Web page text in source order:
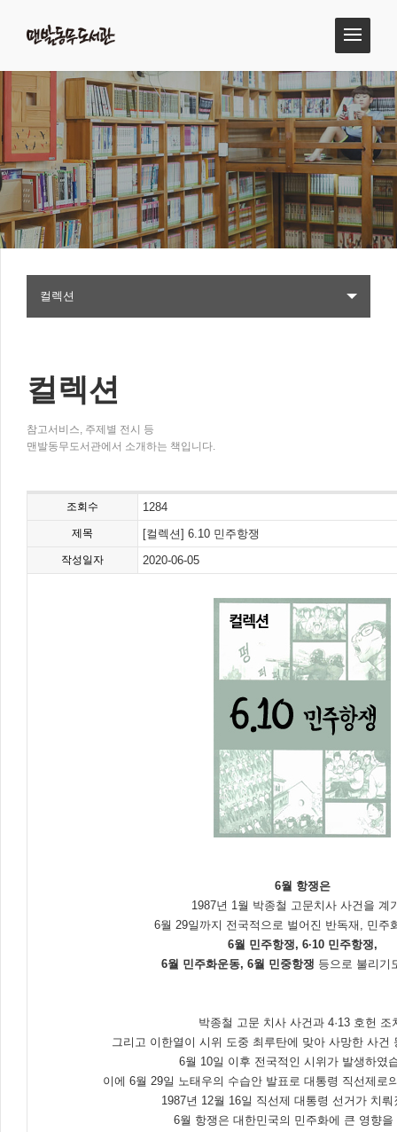
컬렉션
컬렉션
참고서비스, 주제별 전시 등
맨발동무도서관에서 소개하는 책입니다.
조회수 1284
제목 [컬렉션] 6.10 민주항쟁
작성일자 2020-06-05
6월 항쟁은
1987년 1월 박종철 고문치사 사건을 계
6월 29일까지 전국적으로 벌어진 반독재, 민주
6월 민주항쟁, 6·10 민주항쟁,
6월 민주화운동, 6월 민중항쟁 등으로 불리기
박종철 고문 치사 사건과 4·13 호헌 조
그리고 이한열이 시위 도중 최루탄에 맞아 사망한 사건
6월 10일 이후 전국적인 시위가 발생하였
이에 6월 29일 노태우의 수습안 발표로 대통령 직선제로
1987년 12월 16일 직선제 대통령 선거가 치뤄
6월 항쟁은 대한민국의 민주화에 큰 영향을